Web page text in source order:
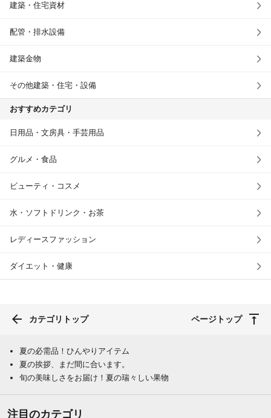
建築・住宅資材
配管・排水設備
建築金物
その他建築・住宅・設備
おすすめカテゴリ
日用品・文房具・手芸用品
グルメ・食品
ビューティ・コスメ
水・ソフトドリンク・お茶
レディースファッション
ダイエット・健康
カテゴリトップ ページトップ
夏の必需品！ひんやりアイテム
夏の挨拶、まだ間に合います。
旬の美味しさをお届け！夏の瑞々しい果物
注目のカテゴリ